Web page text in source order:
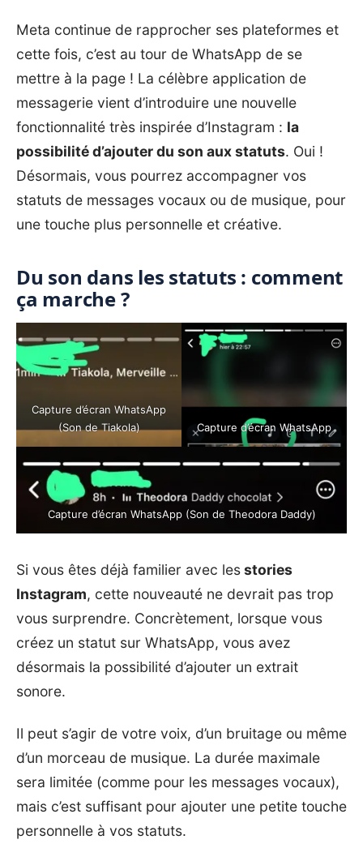
Meta continue de rapprocher ses plateformes et
cette fois, c’est au tour de WhatsApp de se
mettre à la page ! La célèbre application de
messagerie vient d’introduire une nouvelle
fonctionnalité très inspirée d’Instagram : la
possibilité d’ajouter du son aux statuts. Oui !
Désormais, vous pourrez accompagner vos
statuts de messages vocaux ou de musique, pour
une touche plus personnelle et créative.
Du son dans les statuts : comment
ça marche ?
Capture d’écran WhatsApp
(Son de Tiakola)
Capture d’écran WhatsApp
Capture d’écran WhatsApp (Son de Theodora Daddy)
Si vous êtes déjà familier avec lesstories
Instagram, cette nouveauté ne devrait pas trop
vous surprendre. Concrètement, lorsque vous
créez un statut sur WhatsApp, vous avez
désormais la possibilité d’ajouter un extrait
sonore.
Il peut s’agir de votre voix, d’un bruitage ou même
d’un morceau de musique. La durée maximale
sera limitée (comme pour les messages vocaux),
mais c’est suffisant pour ajouter une petite touche
personnelle à vos statuts.